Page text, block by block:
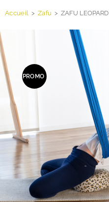
Accueil > Zafu > ZAFU LEOPARD
PROMO